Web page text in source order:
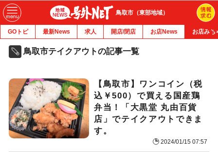
鳥取市（東部地域）
GOトピ 最新News 求人 開店/閉店 お店News お店みち
鳥取市テイクアウトの記事一覧
【鳥取市】ワンコイン（税
込￥500）で買える国産鶏
弁当！「大黒堂 丸由百貨
店」でテイクアウトできま
す。
2024/01/15 07:57